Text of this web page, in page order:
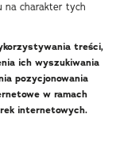
na charakter tych
treści,
ich wyszukiwania
pozycjonowania
w ramach
internetowych.